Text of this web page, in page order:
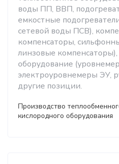
воды ПП, ВВП,
емкостные
сетевой воды ПСВ),
компенсаторы,
линзовые компенсаторы),
оборудование
электроуровнемеры ЭУ,
другие позиции.
Производство
кислородного оборудования